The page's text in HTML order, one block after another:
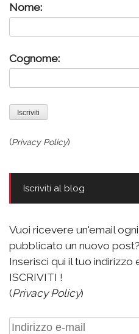
Nome:
Cognome:
(Privacy Policy)
Iscriviti al blog
Vuoi ricevere un'email
pubblicato un nuovo post?
Inserisci qui il tuo
ISCRIVITI !
(Privacy Policy)
Indirizzo